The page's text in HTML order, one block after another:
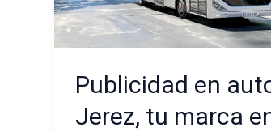
Publicidad en
Jerez, tu marca
marca
en
ciudad